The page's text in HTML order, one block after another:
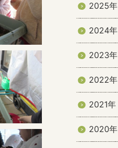
2025年
2024年
2023年
2022年
2021年
2020年